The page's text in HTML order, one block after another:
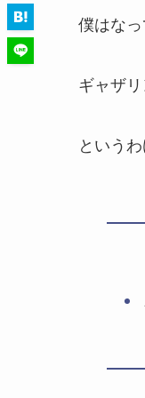
僕はなっ
ギャザ
という